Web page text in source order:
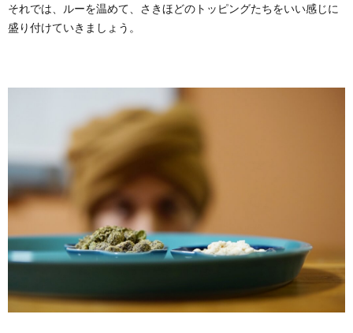
それでは、ルーを温めて、さきほどのトッピングたちをいい感じに
盛り付けていきましょう。